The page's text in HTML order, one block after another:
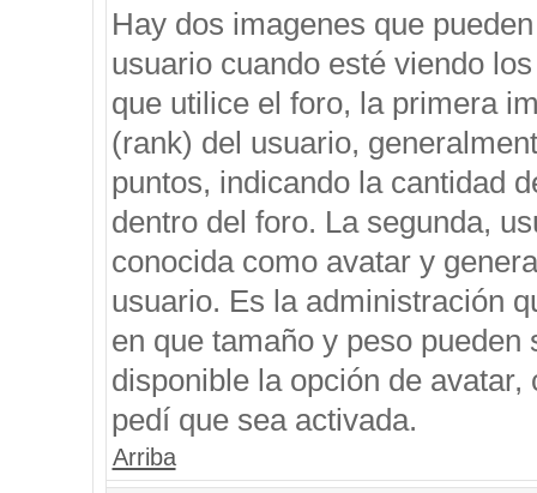
Hay dos imagenes que
usuario cuando esté viendo
que utilice el foro, la primera
(rank) del usuario,
puntos, indicando la cantidad
dentro del foro. La segunda,
conocida como avatar y
usuario. Es la administración
en que tamaño y peso
disponible la opción de
pedí que sea activada.
Arriba